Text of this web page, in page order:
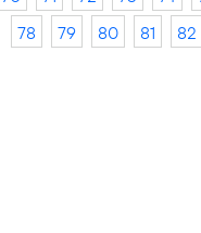
78
79 80 81 82